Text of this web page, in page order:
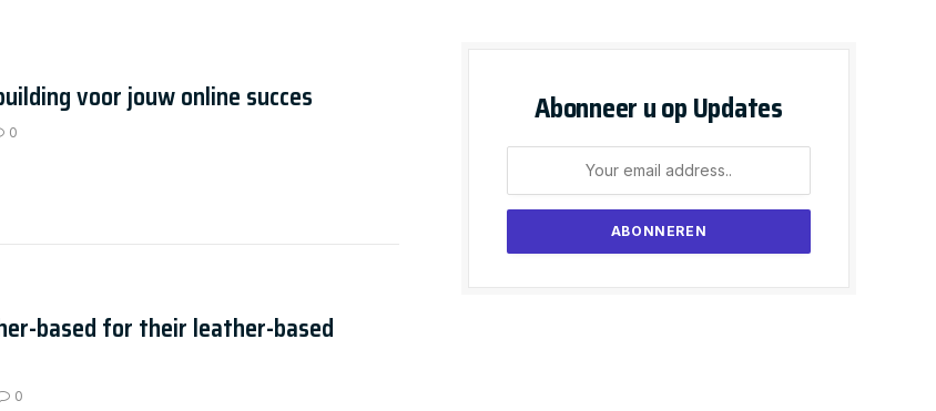
voor jouw online succes
0
based for their leather-based
0
Abonneer u op Updates